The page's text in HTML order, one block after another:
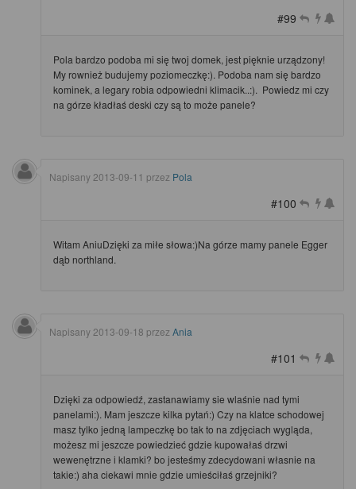
#99
Pola bardzo podoba mi się twoj domek, jest pięknie urządzony!
My rownież budujemy poziomeczkę:). Podoba nam się bardzo
kominek, a legary robia odpowiedni klimacik..:). Powiedz mi czy
na górze kładłaś deski czy są to może panele?
Napisany 2013-09-11 przez Pola
#100
Witam AniuDzięki za miłe słowa:)Na górze mamy panele Egger
dąb northland.
Napisany 2013-09-18 przez Ania
#101
Dzięki za odpowiedź, zastanawiamy sie wlaśnie nad tymi
panelami:). Mam jeszcze kilka pytań:) Czy na klatce schodowej
masz tylko jedną lampeczkę bo tak to na zdjęciach wygląda,
możesz mi jeszcze powiedzieć gdzie kupowałaś drzwi
wewenętrzne i klamki? bo jesteśmy zdecydowani własnie na
takie:) aha ciekawi mnie gdzie umieściłaś grzejniki?